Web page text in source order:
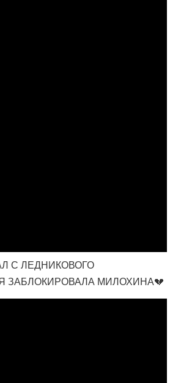
С ЛЕДНИКОВОГО
ЗАБЛОКИРОВАЛА МИЛОХИНА💔